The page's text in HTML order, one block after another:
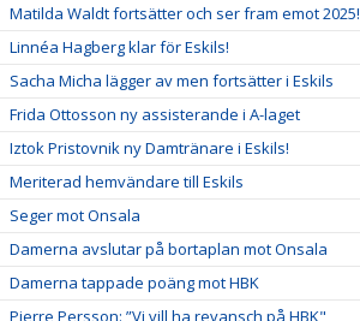
Matilda Waldt fortsätter och ser fram emot 2025!
Linnéa Hagberg klar för Eskils!
Sacha Micha lägger av men fortsätter i Eskils
Frida Ottosson ny assisterande i A-laget
Iztok Pristovnik ny Damtränare i Eskils!
Meriterad hemvändare till Eskils
Seger mot Onsala
Damerna avslutar på bortaplan mot Onsala
Damerna tappade poäng mot HBK
Pierre Persson: ”Vi vill ha revansch på HBK"